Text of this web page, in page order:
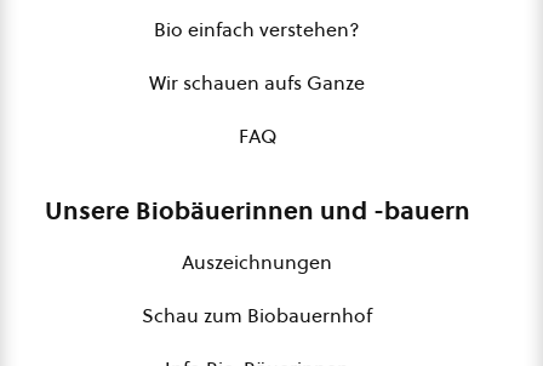
Bio einfach verstehen?
Wir schauen aufs Ganze
FAQ
Unsere Biobäuerinnen und -bauern
Auszeichnungen
Schau zum Biobauernhof